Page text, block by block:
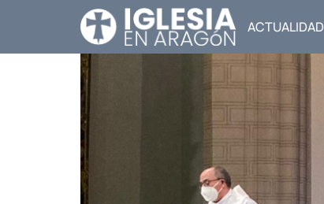
ACTUALIDAD